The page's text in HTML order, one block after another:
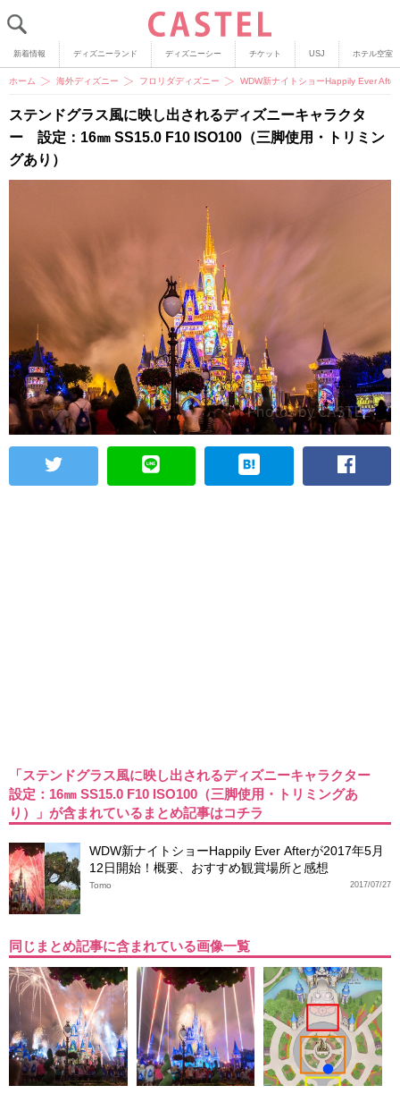
新着情報 ディズニーランド ディズニーシー チケット USJ ホテル空室
ホーム 海外ディズニー フロリダディズニー WDW新ナイトショーHappily Ever
ステンドグラス風に映し出されるディズニーキャラクタ
ー 設定：16㎜ SS15.0 F10 ISO100（三脚使用・トリミン
グあり）
「ステンドグラス風に映し出されるディズニーキャラクター
設定：16㎜ SS15.0 F10 ISO100（三脚使用・トリミングあ
り）」が含まれているまとめ記事はコチラ
WDW新ナイトショーHappily Ever Afterが2017年5月
12日開始！概要、おすすめ観賞場所と感想
2017/07/27
Tomo
同じまとめ記事に含まれている画像一覧